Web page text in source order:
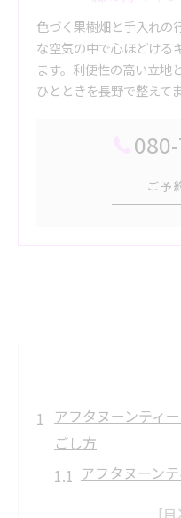
色づく果樹畑と手入れの
な空気の中で心ほどける
ます。利便性の高い立地
ひとときを長野で整えて
ご予
アフタヌーンティ
ごし方
アフタヌーン